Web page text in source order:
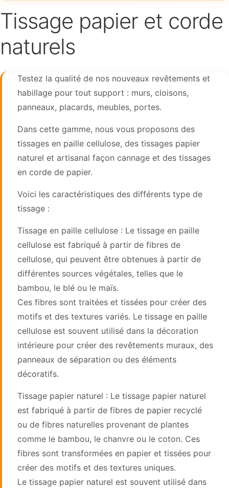
Tissage papier et corde
naturels
Testez la qualité de nos nouveaux revêtements et
habillage pour tout support : murs, cloisons,
panneaux, placards, meubles, portes.
Dans cette gamme, nous vous proposons des
tissages en paille cellulose, des tissages papier
naturel et artisanal façon cannage et des tissages
en corde de papier.
Voici les caractéristiques des différents type de
tissage :
Tissage en paille cellulose : Le tissage en paille
cellulose est fabriqué à partir de fibres de
cellulose, qui peuvent être obtenues à partir de
différentes sources végétales, telles que le
bambou, le blé ou le maïs.
Ces fibres sont traitées et tissées pour créer des
motifs et des textures variés. Le tissage en paille
cellulose est souvent utilisé dans la décoration
intérieure pour créer des revêtements muraux, des
panneaux de séparation ou des éléments
décoratifs.
Tissage papier naturel : Le tissage papier naturel
est fabriqué à partir de fibres de papier recyclé
ou de fibres naturelles provenant de plantes
comme le bambou, le chanvre ou le coton. Ces
fibres sont transformées en papier et tissées pour
créer des motifs et des textures uniques.
Le tissage papier naturel est souvent utilisé dans